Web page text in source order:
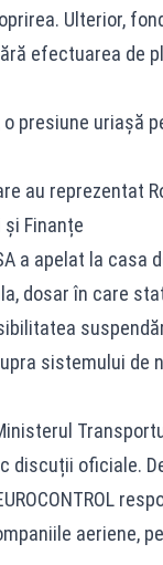
Ulterior,
efectuarea de
presiune uriașă
au reprezentat
Finanțe
a apelat la casa
dosar în care
sistemului de
discuții oficiale.
aeriene,